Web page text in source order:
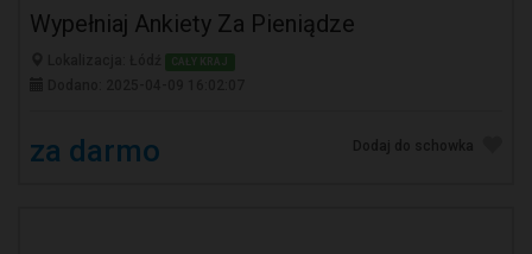
Wypełniaj Ankiety Za Pieniądze
CAŁY KRAJ
za darmo Dodaj do schowka